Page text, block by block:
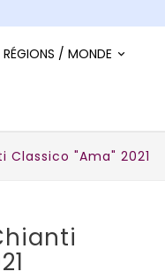
RÉGIONS / MONDE
"Ama" 2021